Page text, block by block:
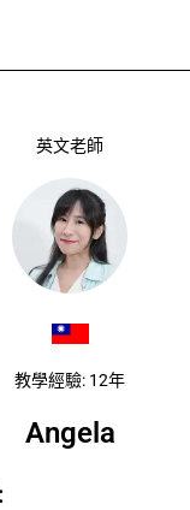
英文老師
教學經驗: 12年
Angela